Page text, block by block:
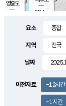
영흥도
29.4
요소
지역
날짜
이전자료 -12시간
+1시간